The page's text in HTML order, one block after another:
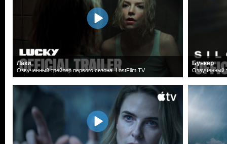
Лаки
Озвученный трейлер первого сезона. LostFilm.TV
Бункер
Озвученный